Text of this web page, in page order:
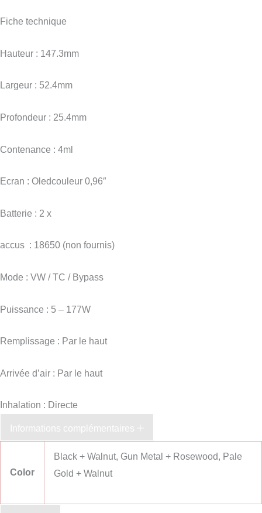
Fiche technique
Hauteur : 147.3mm
Largeur : 52.4mm
Profondeur : 25.4mm
Contenance : 4ml
Ecran : Oledcouleur 0,96″
Batterie : 2 x
accus : 18650 (non fournis)
Mode : VW / TC / Bypass
Puissance : 5 – 177W
Remplissage : Par le haut
Arrivée d’air : Par le haut
Inhalation : Directe
Informations complémentaires
Color
Black + Walnut, Gun Metal + Rosewood, Pale
Gold + Walnut